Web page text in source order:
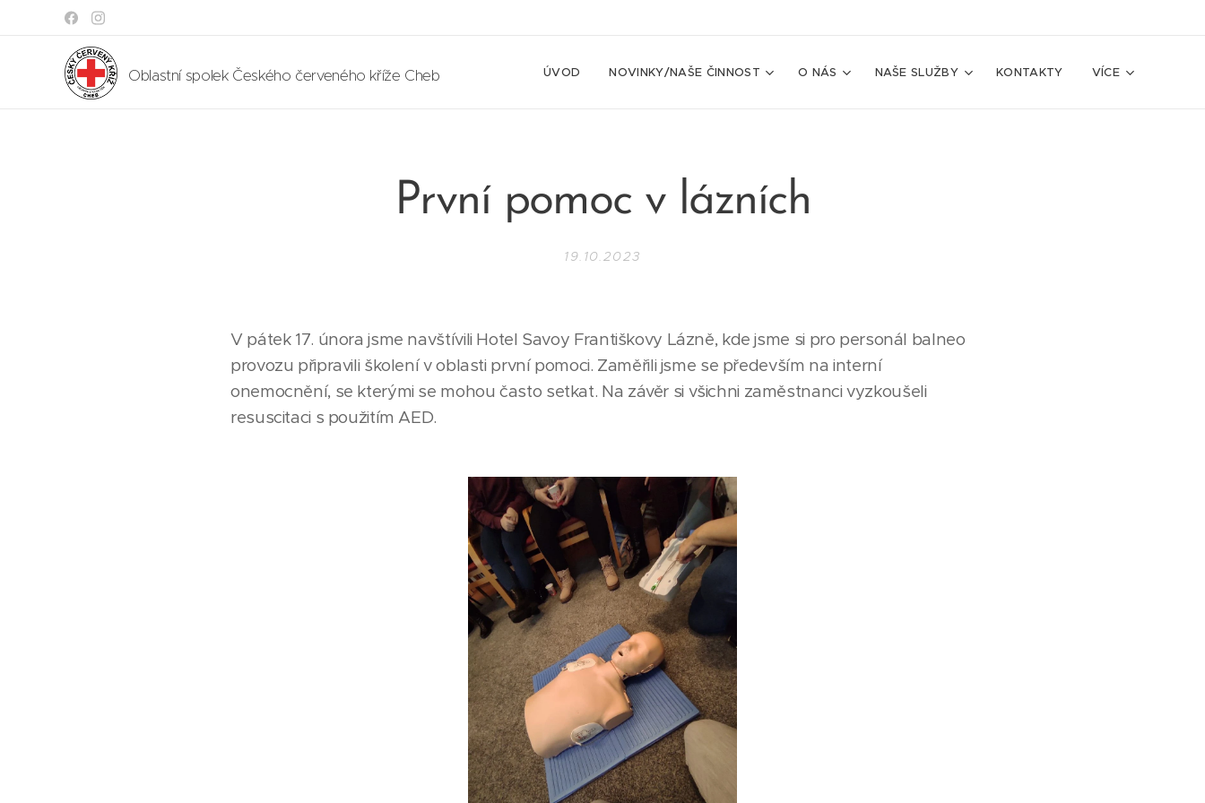
Oblastní spolek Českého červeného kříže Cheb ÚVOD NOVINKY/NAŠE ČINNOST O NÁS NAŠE SLUŽBY KONTAKTY VÍCE
První pomoc v lázních
19.10.2023
V pátek 17. února jsme navštívili Hotel Savoy Františkovy Lázně, kde jsme si pro personál balneo
provozu připravili školení v oblasti první pomoci. Zaměřili jsme se především na interní
onemocnění, se kterými se mohou často setkat. Na závěr si všichni zaměstnanci vyzkoušeli
resuscitaci s použitím AED.